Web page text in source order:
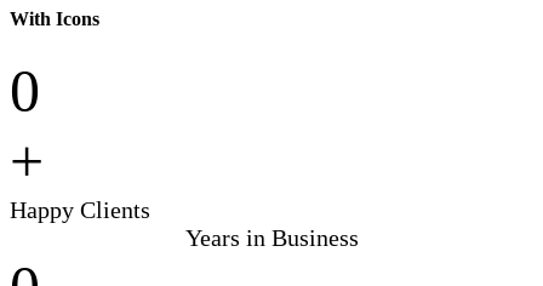
With Icons
0
+
Happy Clients
Years in Business